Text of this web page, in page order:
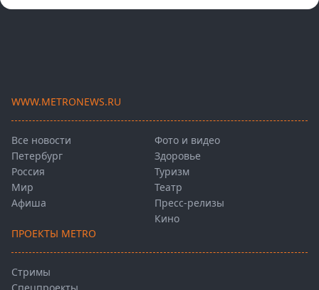
WWW.METRONEWS.RU
Все новости
Петербург
Россия
Мир
Афиша
Фото и видео
Здоровье
Туризм
Театр
Пресс-релизы
Кино
ПРОЕКТЫ METRO
Стримы